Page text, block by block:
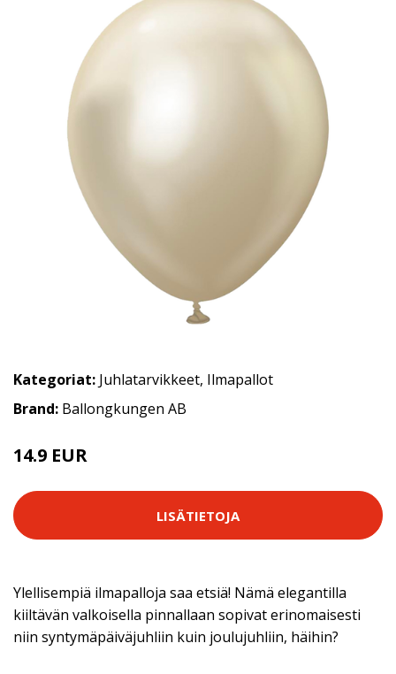
Kategoriat: Juhlatarvikkeet, Ilmapallot
Brand: Ballongkungen AB
14.9 EUR
LISÄTIETOJA
Ylellisempiä ilmapalloja saa etsiä! Nämä elegantilla
kiiltävän valkoisella pinnallaan sopivat erinomaisesti
niin syntymäpäiväjuhliin kuin joulujuhliin, häihin?